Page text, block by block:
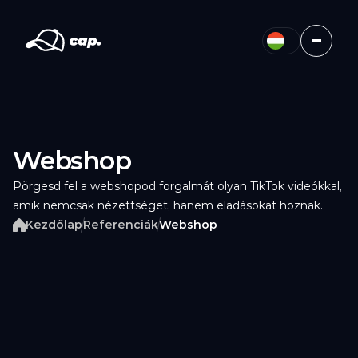
Webshop
Pörgesd fel a webshopod forgalmát olyan TikTok videókkal,
amik nemcsak nézettséget, hanem eladásokat hoznak.
KezdőlapReferenciákWebshop